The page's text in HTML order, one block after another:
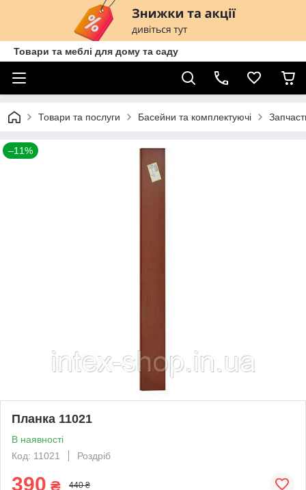
Товари та меблі для дому та саду
Товари та послуги Басейни та комплектуючі
–11%
Планка 11021
В наявності
Код: 11021
Роздріб
390 ₴ 440 ₴